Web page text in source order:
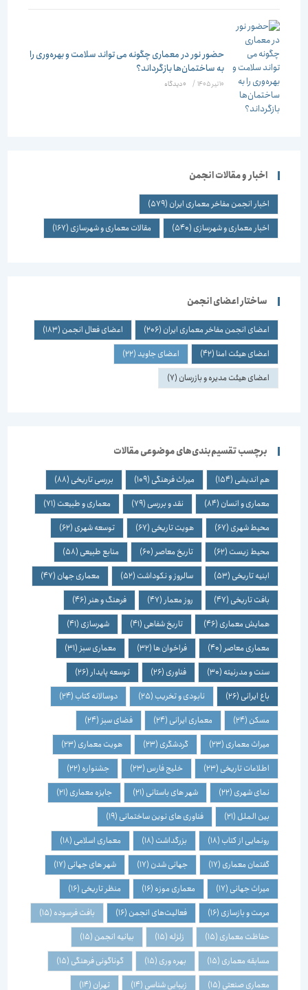
حضور نور در معماری چگونه می تواند سلامت و بهره‌وری را
به ساختمان‌ها بازگرداند؟
/ ۰ دیدگاه
اخبار و مقالات انجمن
اخبار انجمن مفاخر معماری ایران(579)
اخبار معماری و شهرسازی(540) مقالات معماری و شهرسازی(167)
ساختار اعضای انجمن
اعضای انجمن مفاخر معماری ایران(206) اعضای فعال انجمن(183)
اعضای هیئت امنا (42) اعضای جاوید(22)
اعضای هیئت مدیره و بازرسان(7)
برچسب تقسیم‌بندی‌های موضوعی مقالات
هم اندیشی(154) میراث فرهنگی(109) بررسی تاریخی(88)
معماری و انسان(84) نقد و بررسی(79) معماری و طبیعت(71)
محیط شهری(67) هویت تاریخی(67) توسعه شهری(62)
محیط زیست(62) تاریخ معاصر(60) منابع طبیعی(58)
ابنیه تاریخی(53) سالروز و نکوداشت(52) معماری جهان(47)
بافت تاریخی(47) روز معمار(47) فرهنگ و هنر(46)
همایش معماری(46) تاریخ شفاهی(41) شهرسازی(41)
معماری معاصر(40) فراخوان ها(32) معماری سبز(31)
سنت و مدرنیته(30) فناوری(26) توسعه پایدار(26)
باغ ایرانی(26) نابودی و تخریب(25) دوسالانه کتاب(24)
مسکن(24) معماری ایرانی(24) فضای سبز(24)
میراث معماری(23) گردشگری(23) هویت معماری(23)
اطلاعات تاریخی(23) خلیج فارس(23) جشنواره(22)
نمای شهری(22) شهر های باستانی(21) جایزه معماری(21)
بین الملل(21) فناوری های نوین ساختمانی(19)
رونمایی از کتاب(18) بزرگداشت(18) معماری اسلامی(18)
گفتمان معماری(17) جهانی شدن(17) شهر های جهانی(17)
میراث جهانی(17) معماری موزه(16) منظر تاریخی(16)
مرمت و بازسازی(16) فعالیت‌های انجمن(16) بافت فرسوده(15)
حفاظت معماری(15) زلزله(15) بیانیه انجمن(15)
مسابقه معماری(15) بهره وری(15) گوناگونی فرهنگی(15)
معماری صنعتی(15) زیبایی شناسی(14) تهران(14)